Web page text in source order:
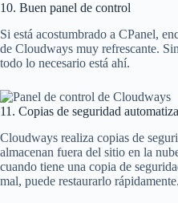
10. Buen panel de control
Si está acostumbrado a CPanel,
de Cloudways muy refrescante.
todo lo necesario está ahí.
11. Copias de seguridad
Cloudways realiza copias de
almacenan fuera del sitio en la
cuando tiene una copia de
mal, puede restaurarlo rápidamente.